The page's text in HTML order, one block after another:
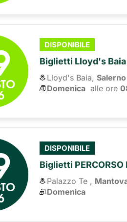
DISPONIBILE
Biglietti Lloyd's
Lloyd's Baia, Salerno
Domenica alle ore
DISPONIBILE
Biglietti PERCORSO
Palazzo Te ,
Domenica